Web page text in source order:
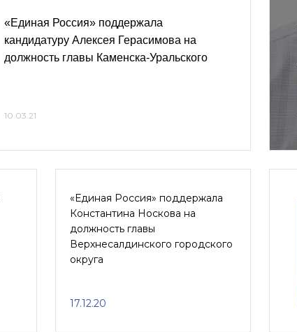
«Единая Россия» поддержала
кандидатуру Алексея Герасимова на
должность главы Каменска-Уральского
10.03.21
«Единая Россия» поддержала
Константина Носкова на
должность главы
Верхнесалдинского городского
округа
17.12.20